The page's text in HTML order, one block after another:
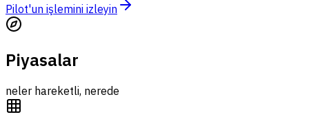
Pilot'un işlemini izleyin
Piyasalar
neler hareketli, nerede